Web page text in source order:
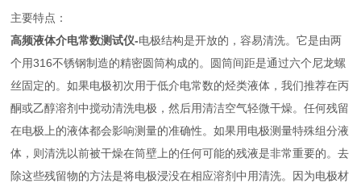
主要特点：
高频液体介电常数测试仪-电极结构是开放的，容易清洗。它是由两
个用316不锈钢制造的精密圆筒构成的。圆筒间距是通过六个尼龙螺
丝固定的。如果电极初次用于低介电常数的烃类液体，我们推荐在丙
酮或乙醇溶剂中搅动清洗电极，然后用清洁空气轻微干燥。任何残留
在电极上的液体都会影响测量的准确性。如果用电极测量特殊组分液
体，则清洗以前被干燥在筒壁上的任何可能的残液是非常重要的。去
除这些残留物的方法是将电极浸没在相应溶剂中用清洗。因为电极材